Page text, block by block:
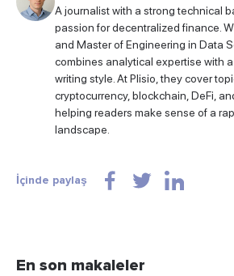
A journalist with a strong technical
passion for decentralized finance.
and Master of Engineering in Data
combines analytical expertise with
writing style. At Plisio, they cover
cryptocurrency, blockchain, DeFi,
helping readers make sense of a
landscape.
İçinde paylaş
En son makaleler